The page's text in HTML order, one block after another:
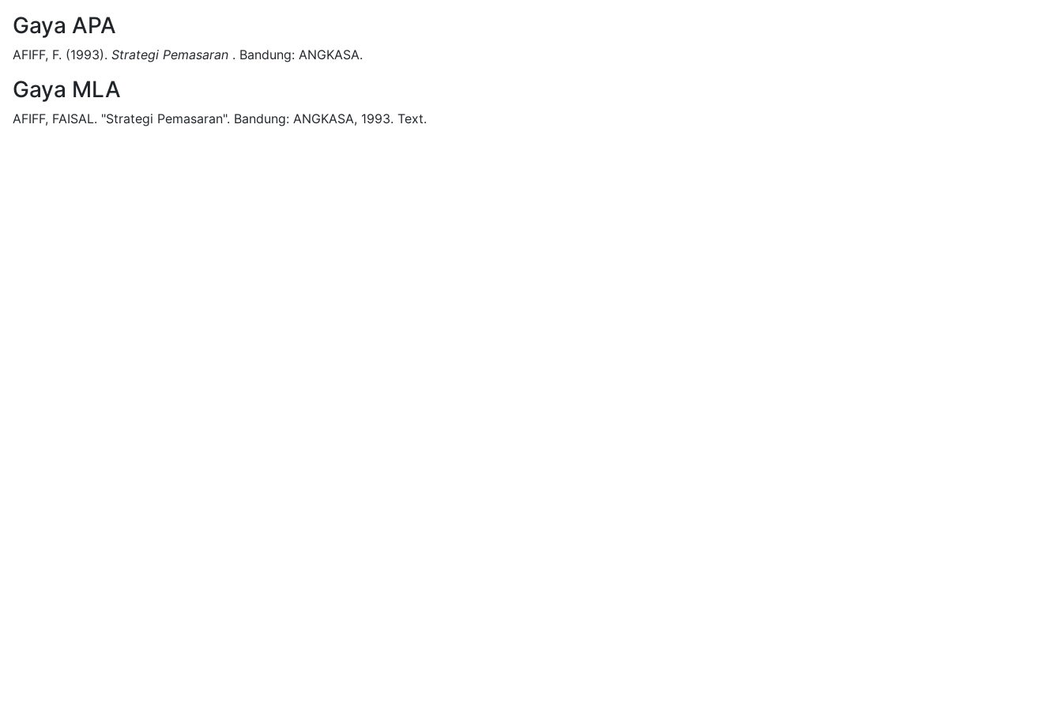
Gaya APA
AFIFF, F. (1993). Strategi Pemasaran . Bandung: ANGKASA.
Gaya MLA
AFIFF, FAISAL. "Strategi Pemasaran". Bandung: ANGKASA, 1993. Text.